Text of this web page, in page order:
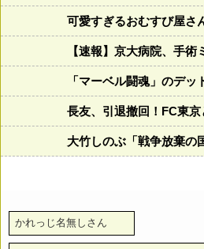
可愛すぎるおむすび屋さ
【速報】京大病院、手
「マーベル闘魂」のデ
長友、引退撤回！FC
大竹しのぶ「戦争放棄